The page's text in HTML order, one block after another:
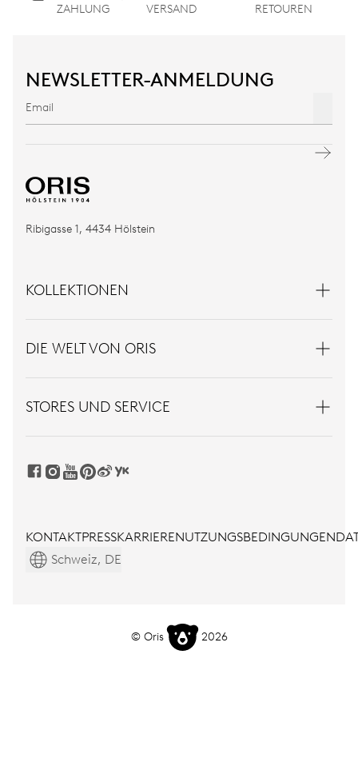
ZAHLUNG
VERSAND
RETOUREN
NEWSLETTER-ANMELDUNG
Ribigasse 1, 4434 Hölstein
KOLLEKTIONEN
DIE WELT VON ORIS
STORES UND SERVICE
KONTAKTPRESSKARRIERENUTZUNGSBEDINGUNGEN
Schweiz, DE
© Oris 2026